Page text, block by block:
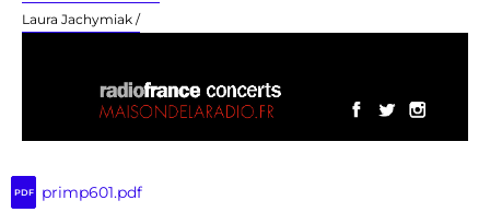
Laura Jachymiak /
PDF primp601.pdf